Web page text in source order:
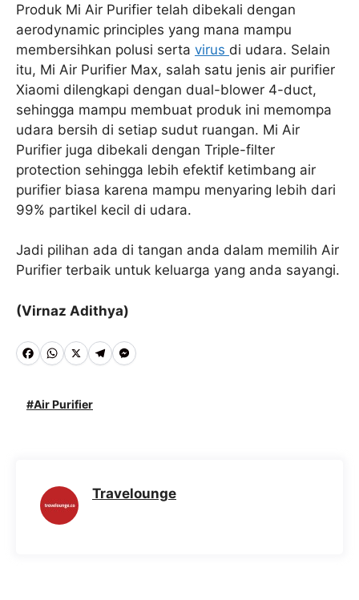
Produk Mi Air Purifier telah dibekali dengan
aerodynamic principles yang mana mampu
membersihkan polusi serta virus di udara. Selain
itu, Mi Air Purifier Max, salah satu jenis air purifier
Xiaomi dilengkapi dengan dual-blower 4-duct,
sehingga mampu membuat produk ini memompa
udara bersih di setiap sudut ruangan. Mi Air
Purifier juga dibekali dengan Triple-filter
protection sehingga lebih efektif ketimbang air
purifier biasa karena mampu menyaring lebih dari
99% partikel kecil di udara.
Jadi pilihan ada di tangan anda dalam memilih Air
Purifier terbaik untuk keluarga yang anda sayangi.
(Virnaz Adithya)
F
c
W
a
A
p
X T
r
M
n
Air Purifier
Travelounge